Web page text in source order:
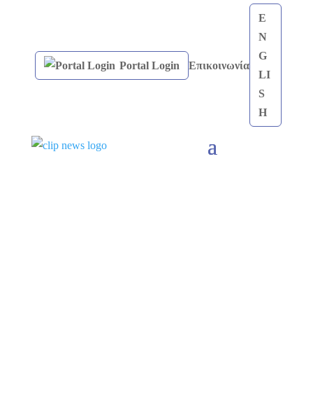
Portal Login Επικοινωνία
E
N
G
LI
S
H